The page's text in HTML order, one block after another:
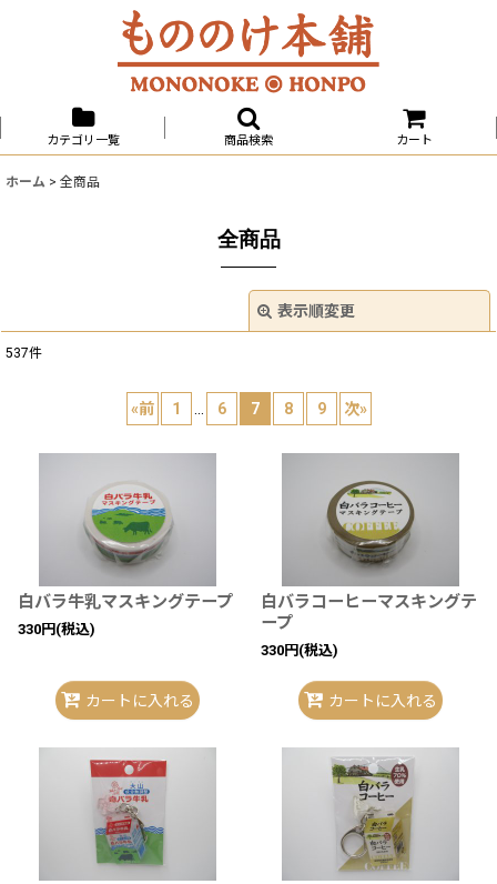
カテゴリ一覧 商品検索 カート
ホーム > 全商品
全商品
表示順変更
537件
«前 1 6 7 8 9 次»
白バラ牛乳マスキングテープ
330円 (税込)
カートに入れる
白バラコーヒーマスキングテ
ープ
330円 (税込)
カートに入れる